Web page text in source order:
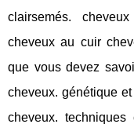
clairsemés.
cheveux au cuir
que vous devez
cheveux. génétique
cheveux.